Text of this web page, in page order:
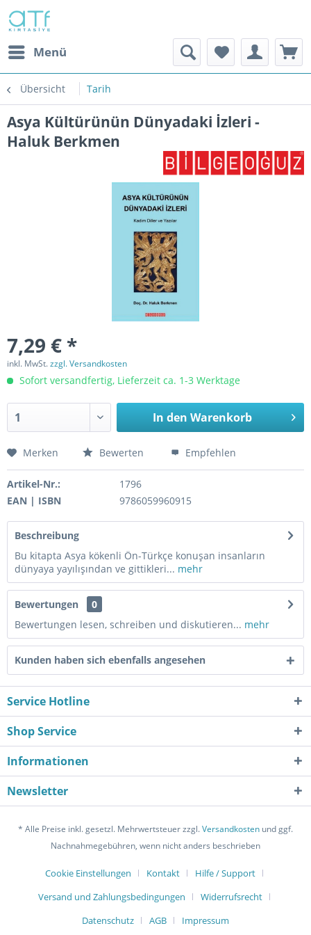
Menü
Übersicht Tarih
Asya Kültürünün Dünyadaki İzleri -
Haluk Berkmen
7,29 € *
inkl. MwSt.zzgl. Versandkosten
Sofort versandfertig, Lieferzeit ca. 1-3 Werktage
In den Warenkorb
Merken Bewerten Empfehlen
Artikel-Nr.:
1796
EAN | ISBN
9786059960915
Beschreibung
Bu kitapta Asya kökenli Ön-Türkçe konuşan insanların
dünyaya yayılışından ve gittikleri... mehr
Bewertungen
0
Bewertungen lesen, schreiben und diskutieren... mehr
Kunden haben sich ebenfalls angesehen
Service Hotline
Shop Service
Informationen
Newsletter
* Alle Preise inkl. gesetzl. Mehrwertsteuer zzgl.Versandkosten und ggf.
Nachnahmegebühren, wenn nicht anders beschrieben
Cookie Einstellungen Kontakt
Hilfe / Support
Versand und Zahlungsbedingungen
Widerrufsrecht
Datenschutz
AGB
Impressum